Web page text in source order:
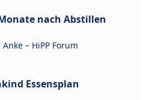
nach Abstillen
Anke – HiPP Forum
Essensplan